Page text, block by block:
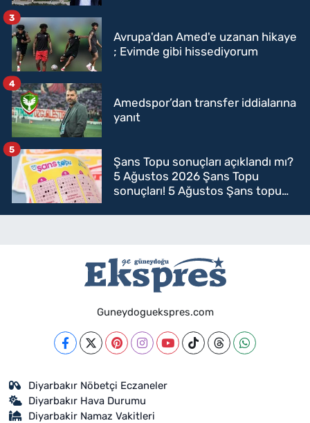
Avrupa'dan Amed'e uzanan hikaye
; Evimde gibi hissediyorum
3
Amedspor’dan transfer iddialarına
yanıt
4
Şans Topu sonuçları açıklandı mı?
5 Ağustos 2026 Şans Topu
sonuçları! 5 Ağustos Şans topu
5
Guneydoguekspres.com
Diyarbakır Nöbetçi Eczaneler
Diyarbakır Hava Durumu
Diyarbakir Namaz Vakitleri